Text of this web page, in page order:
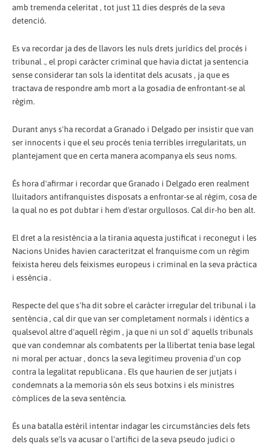
amb tremenda celeritat , tot just 11 dies després de la seva
detenció.
Es va recordar ja des de llavors les nuls drets jurídics del procés i
tribunal ., el propi caràcter criminal que havia dictat ja sentencia
sense considerar tan sols la identitat dels acusats , ja que es
tractava de respondre amb mort a la gosadia de enfrontant-se al
règim.
Durant anys s'ha recordat a Granado i Delgado per insistir que van
ser innocents i que el seu procés tenia terribles irregularitats, un
plantejament que en certa manera acompanya els seus noms.
És hora d'afirmar i recordar que Granado i Delgado eren realment
lluitadors antifranquistes disposats a enfrontar-se al règim, cosa de
la qual no es pot dubtar i hem d'estar orgullosos. Cal dir-ho ben alt.
El dret a la resistència a la tirania aquesta justificat i reconegut i les
Nacions Unides havien caracteritzat el franquisme com un règim
feixista hereu dels feixismes europeus i criminal en la seva pràctica
i essència .
Respecte del que s'ha dit sobre el caràcter irregular del tribunal i la
sentència , cal dir que van ser completament normals i idèntics a
qualsevol altre d'aquell règim , ja que ni un sol d' aquells tribunals
que van condemnar als combatents per la llibertat tenia base legal
ni moral per actuar , doncs la seva legitimeu provenia d'un cop
contra la legalitat republicana . Els que haurien de ser jutjats i
condemnats a la memoria són els seus botxins i els ministres
còmplices de la seva sentència.
És una batalla estèril intentar indagar les circumstàncies dels fets
dels quals se'ls va acusar o l'artifici de la seva pseudo judici o